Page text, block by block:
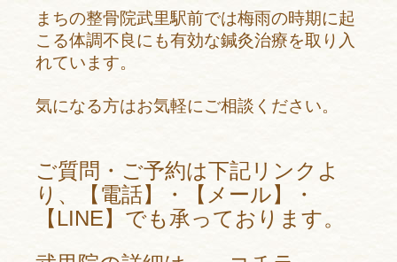
まちの整骨院武里駅前では梅雨の時期に起
こる体調不良にも有効な鍼灸治療を取り入
れています。
気になる方はお気軽にご相談ください。
ご質問・ご予約は下記リンクよ
り、【電話】・【メール】・
【LINE】でも承っております。